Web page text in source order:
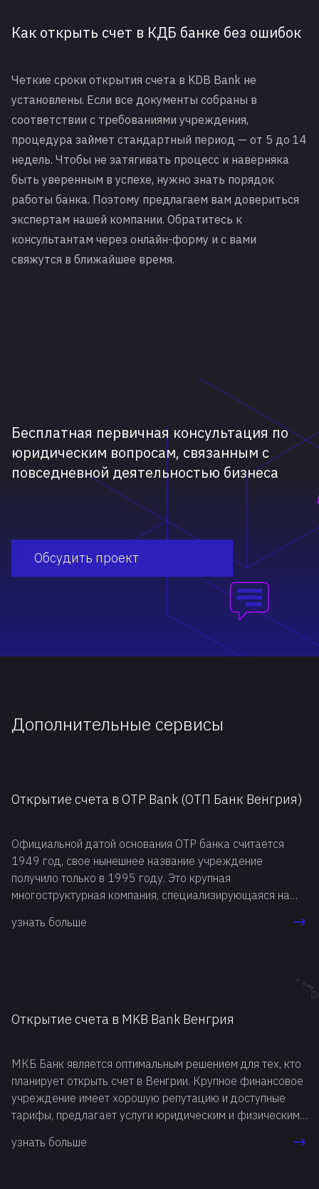
Как открыть счет в КДБ банке без ошибок
Четкие сроки открытия счета в KDB Bank не
установлены. Если все документы собраны в
соответствии с требованиями учреждения,
процедура займет стандартный период — от 5 до 14
недель. Чтобы не затягивать процесс и наверняка
быть уверенным в успехе, нужно знать порядок
работы банка. Поэтому предлагаем вам довериться
экспертам нашей компании. Обратитесь к
консультантам через онлайн-форму и с вами
свяжутся в ближайшее время.
Бесплатная первичная консультация по
юридическим вопросам, связанным с
повседневной деятельностью бизнеса
Обсудить проект
Дополнительные сервисы
Открытие счета в OTP Bank (ОТП Банк Венгрия)
Официальной датой основания OTP банка считается
1949 год, свое нынешнее название учреждение
получило только в 1995 году. Это крупная
многоструктурная компания, специализирующаяся на
узнать больше
Открытие счета в MKB Bank Венгрия
МКБ Банк является оптимальным решением для тех, кто
планирует открыть счет в Венгрии. Крупное финансовое
учреждение имеет хорошую репутацию и доступные
тарифы, предлагает услуги юридическим и физическим
узнать больше